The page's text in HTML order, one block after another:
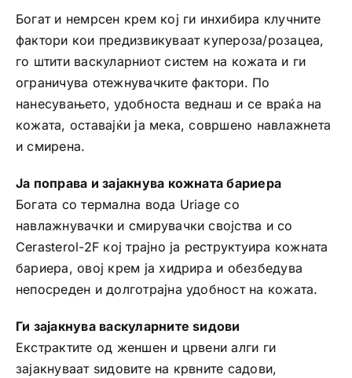
Богат и немрсен крем кој ги инхибира клучните
фактори кои предизвикуваат купероза/розацеа,
го штити васкуларниот систем на кожата и ги
ограничува отежнувачките фактори. По
нанесувањето, удобноста веднаш и се враќа на
кожата, оставајќи ја мека, совршено навлажнета
и смирена.
Ја поправа и зајакнува кожната бариера
Богата со термална вода Uriage со
навлажнувачки и смирувачки својства и со
Cerasterol-2F кој трајно ја реструктуира кожната
бариера, овој крем ја хидрира и обезбедува
непосреден и долготрајна удобност на кожата.
Ги зајакнува васкуларните ѕидови
Екстрактите од женшен и црвени алги ги
зајакнуваат ѕидовите на крвните садови,